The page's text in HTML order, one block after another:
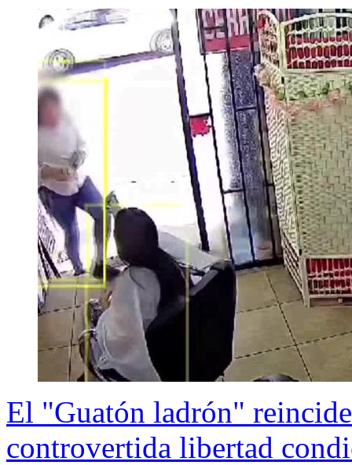
El "Guatón ladrón"
controvertida libertad